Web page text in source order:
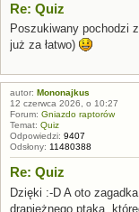
Re: Quiz
Poszukiwany pochodzi
już za łatwo)
autor: Mononajkus
12 czerwca 2026, o 10:27
Forum: Gniazdo raptorów
Temat: Quiz
Odpowiedzi: 9407
Odsłony: 11480388
Re: Quiz
Dzięki :-D A oto
drapieżnego ptaka,